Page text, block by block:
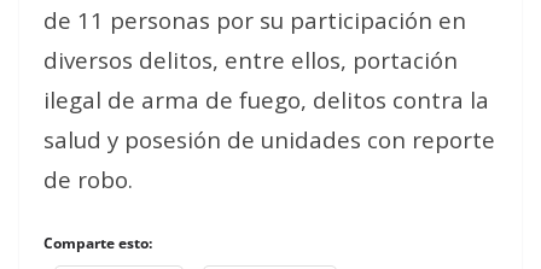
de 11 personas por su participación en
diversos delitos, entre ellos, portación
ilegal de arma de fuego, delitos contra la
salud y posesión de unidades con reporte
de robo.
Comparte esto: